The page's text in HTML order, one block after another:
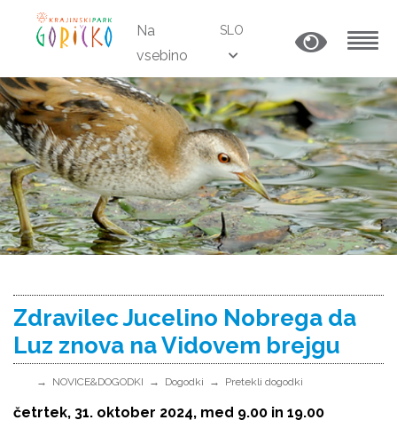
Na
vsebino
SLO
Zdravilec Jucelino Nobrega da
Luz znova na Vidovem brejgu
NOVICE&DOGODKI Dogodki Pretekli dogodki
četrtek, 31. oktober 2024, med 9.00 in 19.00